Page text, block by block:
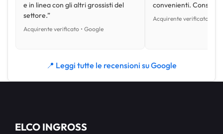
e in linea con gli altri grossisti del
settore.”
Acquirente verificato • Google
convenienti.
Acquirente verificato •
📍 Leggi tutte le recensioni su Google
ELCO INGROSS